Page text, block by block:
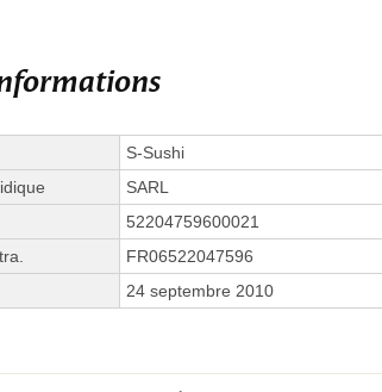
S-Sushi
SARL
52204759600021
FR06522047596
24 septembre 2010